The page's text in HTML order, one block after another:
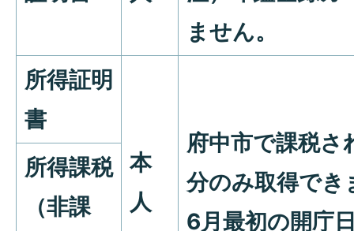
ません。
所得証明
書
本
人
府中市で課税さ
分のみ取得でき
6月最初の開庁
所得課税
（非課